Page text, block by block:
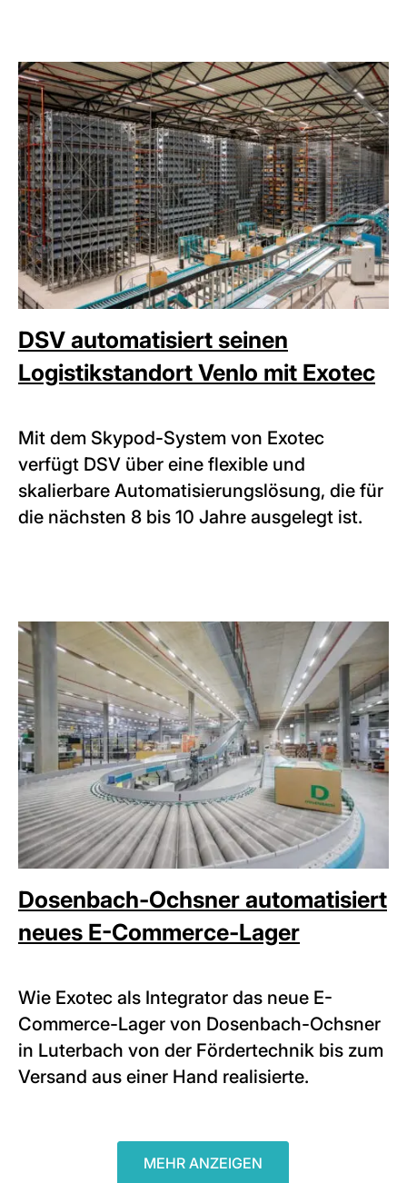
DSV automatisiert seinen
Logistikstandort Venlo mit Exotec
Mit dem Skypod-System von Exotec
verfügt DSV über eine flexible und
skalierbare Automatisierungslösung, die für
die nächsten 8 bis 10 Jahre ausgelegt ist.
Dosenbach-Ochsner automatisiert
neues E-Commerce-Lager
Wie Exotec als Integrator das neue E-
Commerce-Lager von Dosenbach-Ochsner
in Luterbach von der Fördertechnik bis zum
Versand aus einer Hand realisierte.
MEHR ANZEIGEN